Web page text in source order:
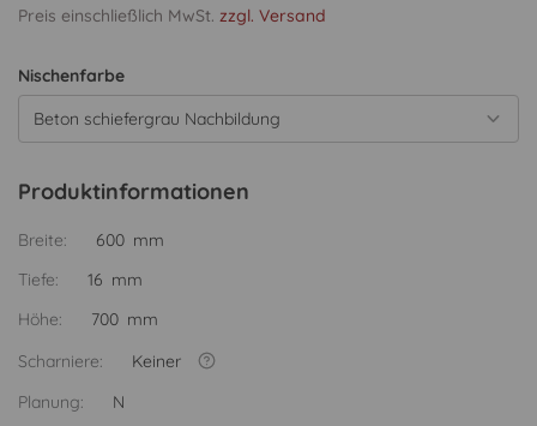
Preis einschließlich MwSt. zzgl. Versand
Nischenfarbe
Beton schiefergrau Nachbildung
Produktinformationen
Breite:
600 mm
Tiefe:
16 mm
Höhe:
700 mm
Scharniere:
Keiner
Planung:
N